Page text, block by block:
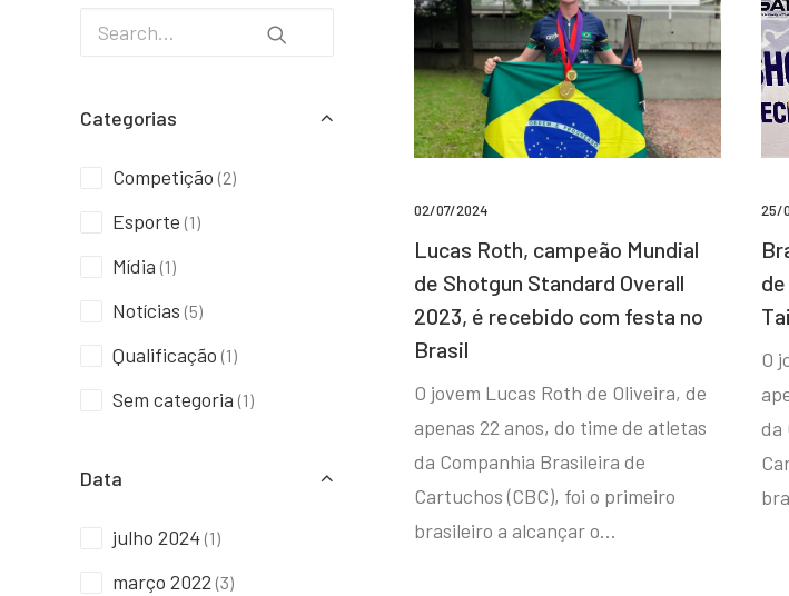
Categorias
Competição (2)
Esporte (1)
Mídia (1)
Notícias (5)
Qualificação (1)
Sem categoria (1)
Data
julho 2024 (1)
março 2022 (3)
02/07/2024
Lucas Roth, campeão Mundial
de Shotgun Standard Overall
2023, é recebido com festa no
Brasil
O jovem Lucas Roth de Oliveira, de
apenas 22 anos, do time de atletas
da Companhia Brasileira de
Cartuchos (CBC), foi o primeiro
brasileiro a alcançar o…
25/
O
da